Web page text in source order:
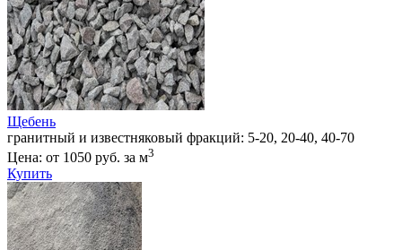
Щебень
гранитный и известняковый фракций: 5-20, 20-40, 40-70
Цена: от 1050 руб. за м3
Купить